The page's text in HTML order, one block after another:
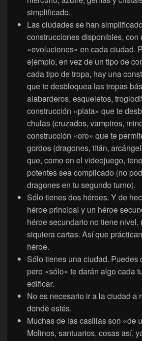
simplificado.
Las ciudades se han
construcciones disponibles, con
«evoluciones» en cada ciudad.
ejemplo, en vez de un tipo de
cada tipo de tropa, hay una
que te desbloquea las tropas
alabarderos, esqueletos,
construcción «plata» que te
chulas (cruzados, vampiros,
construcción «oro» que te
gordos (dragones, titán,
que, como en el videojuego,
potentes sea complicado (no
dragones en tu segundo turno).
Sólo tienes dos héroes. Y de
héroe principal y un héroe
héroe secundario no tiene nivel,
siquiera cartas. Así que
héroe.
Sólo tienes una ciudad. Puedes
pero «sólo» te darán algo cada
edificar.
No es necesario ir a la ciudad a
donde estés.
Muchas de las casillas son «de
Molinos, santuarios, cosas así,